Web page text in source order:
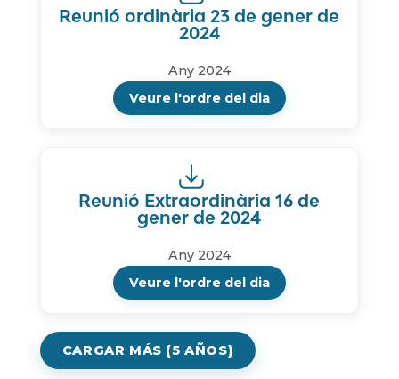
Reunió ordinària 23 de gener de
2024
Any 2024
Veure l'ordre del dia
Reunió Extraordinària 16 de
gener de 2024
Any 2024
Veure l'ordre del dia
CARGAR MÁS (5 AÑOS)